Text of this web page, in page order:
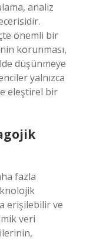
analiz
önemli bir
korunması,
düşünmeye
yalnızca
eleştirel bir
fazla
erişilebilir ve
veri